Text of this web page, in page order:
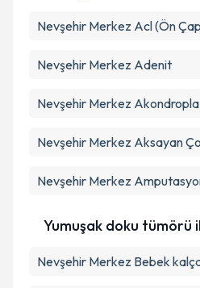
Nevşehir Merkez Acl (Ön
Nevşehir Merkez Adenit
Nevşehir Merkez
Nevşehir Merkez Aksayan
Nevşehir Merkez
Yumuşak doku tümörü
Nevşehir Merkez Bebek